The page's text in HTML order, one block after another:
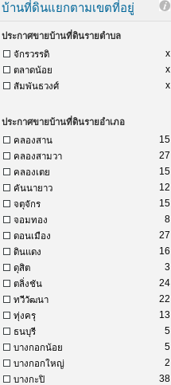
บ้านที่ดินแยกตามเขตที่อยู่
ประกาศขายบ้านที่ดินรายตำบล
x
จักรวรรดิ
x
ตลาดน้อย
x
สัมพันธวงศ์
ประกาศขายบ้านที่ดินรายอำเภอ
15
คลองสาน
27
คลองสามวา
15
คลองเตย
12
คันนายาว
15
จตุจักร
8
จอมทอง
27
ดอนเมือง
16
ดินแดง
3
ดุสิต
24
ตลิ่งชัน
22
ทวีวัฒนา
13
ทุ่งครุ
5
ธนบุรี
5
บางกอกน้อย
2
บางกอกใหญ่
38
บางกะปิ